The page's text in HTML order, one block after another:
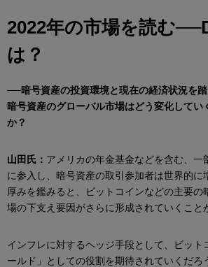
2022年の市場を読む
は？
──暗号資産の投資環境と現在の経済状況を
暗号資産のグローバル市場はどう変化してい
か？
山田氏： アメリカの年金基金などを含む、一
に参入し、暗号資産の取引参加者は世界的に
厚みを鑑みると、ビットコインなどの主要の
場の下支え要因がさらに形成されていくこと
インフレに対するヘッジ手段として、ビット
ールド」としての役割を期待されていくだろ